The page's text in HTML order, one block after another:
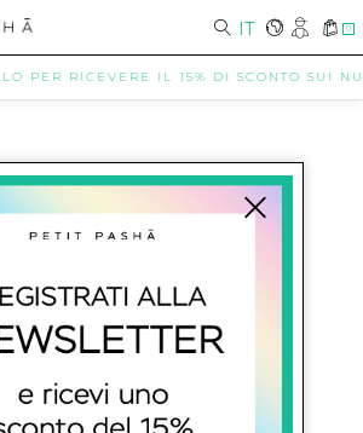
IT 0
PER RICEVERE IL 15% DI SCONTO SUI
Corso Umberto I 301 Napoli
petitpasha@hotmail.it,